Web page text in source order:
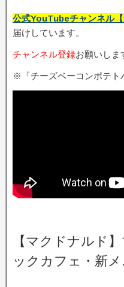
公式YouTubeチャンネル【
届けしています。
チャンネル登録お願いしま
※「チーズベーコンポテト
【マクドナルド
ックカフェ・新メ